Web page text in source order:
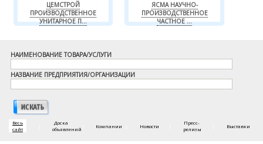
ЦЕМСТРОЙ
ПРОИЗВОДСТВЕННОЕ
УНИТАРНОЕ П...
ЯСМА НАУЧНО-
ПРОИЗВОДСТВЕННОЕ
ЧАСТНОЕ ...
НАИМЕНОВАНИЕ ТОВАРА/УСЛУГИ
НАЗВАНИЕ ПРЕДПРИЯТИЯ/ОРГАНИЗАЦИИ
Весь
сайт
Доска
объявлений
Компании Новости
Пресс-
релизы
Выставки